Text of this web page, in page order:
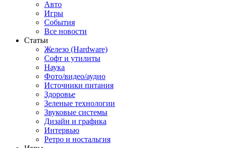
Авто
Игры
События
Все новости
Статьи
Железо (Hardware)
Софт и утилиты
Наука
Фото/видео/аудио
Источники питания
Здоровье
Зеленые технологии
Звуковые системы
Дизайн и графика
Интервью
Ретро и ностальгия